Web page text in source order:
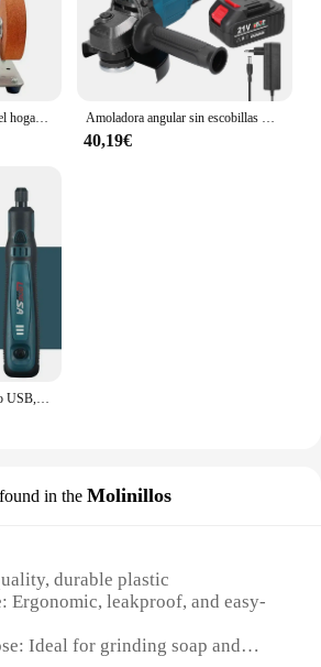
Mini amoladora doble para el hogar, máquina de doble muela gruesa y fina de 100W, pulidora de perforación Amoladora angular sin escobillas M14, herramienta de molienda, máquina cortadora, herramienta eléctrica para cortar, pulir azulejos de cerámica, madera y piedra, 21V, 125mm
40,19€
Taladro eléctrico inalámbrico USB, Mini amoladora para molienda/pulido/grabado/perforación/corte, 5000-10000-15000r, 3,6 V
in the Molinillos
durable plastic
Ergonomic, leakproof, and easy-
Ideal for grinding soap and